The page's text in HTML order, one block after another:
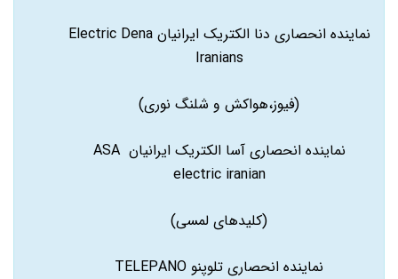
نماینده انحصاری دنا الکتریک ایرانیان Electric Dena
Iranians
(فیوز،هواکش و شلنگ نوری)
نماینده انحصاری آسا الکتریک ایرانیان ASA
electric iranian
(کلیدهای لمسی)
نماینده انحصاری تلوپنو TELEPANO